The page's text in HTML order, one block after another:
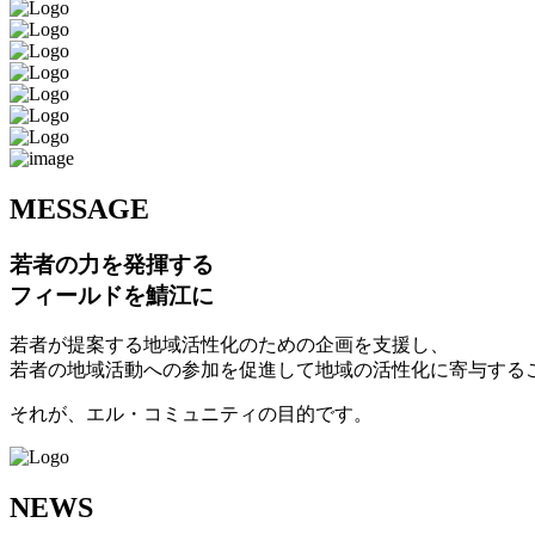
MESSAGE
若者の力を発揮する
フィールドを鯖江に
若者が提案する地域活性化のための企画を支援し、
若者の地域活動への参加を促進して地域の活性化に寄与する
それが、エル・コミュニティの目的です。
NEWS